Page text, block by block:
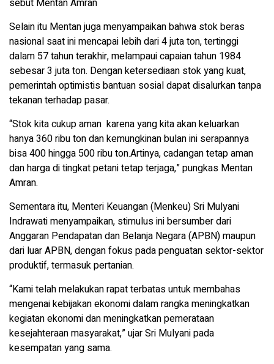
sebut Mentan Amran
Selain itu Mentan juga menyampaikan bahwa stok beras
nasional saat ini mencapai lebih dari 4 juta ton, tertinggi
dalam 57 tahun terakhir, melampaui capaian tahun 1984
sebesar 3 juta ton. Dengan ketersediaan stok yang kuat,
pemerintah optimistis bantuan sosial dapat disalurkan tanpa
tekanan terhadap pasar.
“Stok kita cukup aman karena yang kita akan keluarkan
hanya 360 ribu ton dan kemungkinan bulan ini serapannya
bisa 400 hingga 500 ribu ton.Artinya, cadangan tetap aman
dan harga di tingkat petani tetap terjaga,” pungkas Mentan
Amran.
Sementara itu, Menteri Keuangan (Menkeu) Sri Mulyani
Indrawati menyampaikan, stimulus ini bersumber dari
Anggaran Pendapatan dan Belanja Negara (APBN) maupun
dari luar APBN, dengan fokus pada penguatan sektor-sektor
produktif, termasuk pertanian.
“Kami telah melakukan rapat terbatas untuk membahas
mengenai kebijakan ekonomi dalam rangka meningkatkan
kegiatan ekonomi dan meningkatkan pemerataan
kesejahteraan masyarakat,” ujar Sri Mulyani pada
kesempatan yang sama.